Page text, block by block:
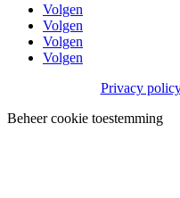
Volgen
Volgen
Volgen
Volgen
Privacy
Beheer cookie toestemming